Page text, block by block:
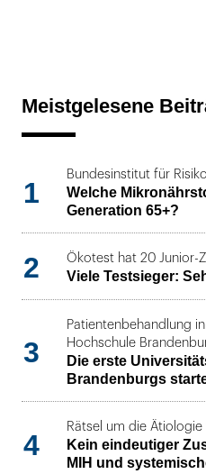
Meistgelesene
1
Bundesinstitut für
Welche
Generation 65+?
2 Ökotest hat 20 Junior-
Viele Testsieger:
3
Patientenbehandlung
Hochschule
Die erste
Brandenburgs
4
Rätsel um die Ätiologie
Kein eindeutiger
MIH und